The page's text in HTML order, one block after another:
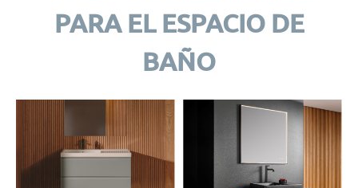
PARA EL ESPACIO DE
BAÑO